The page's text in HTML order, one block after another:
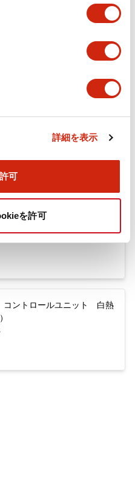
詳細を表示
可
を許可
ントロールユニット（201
ントロールユニット 白熱